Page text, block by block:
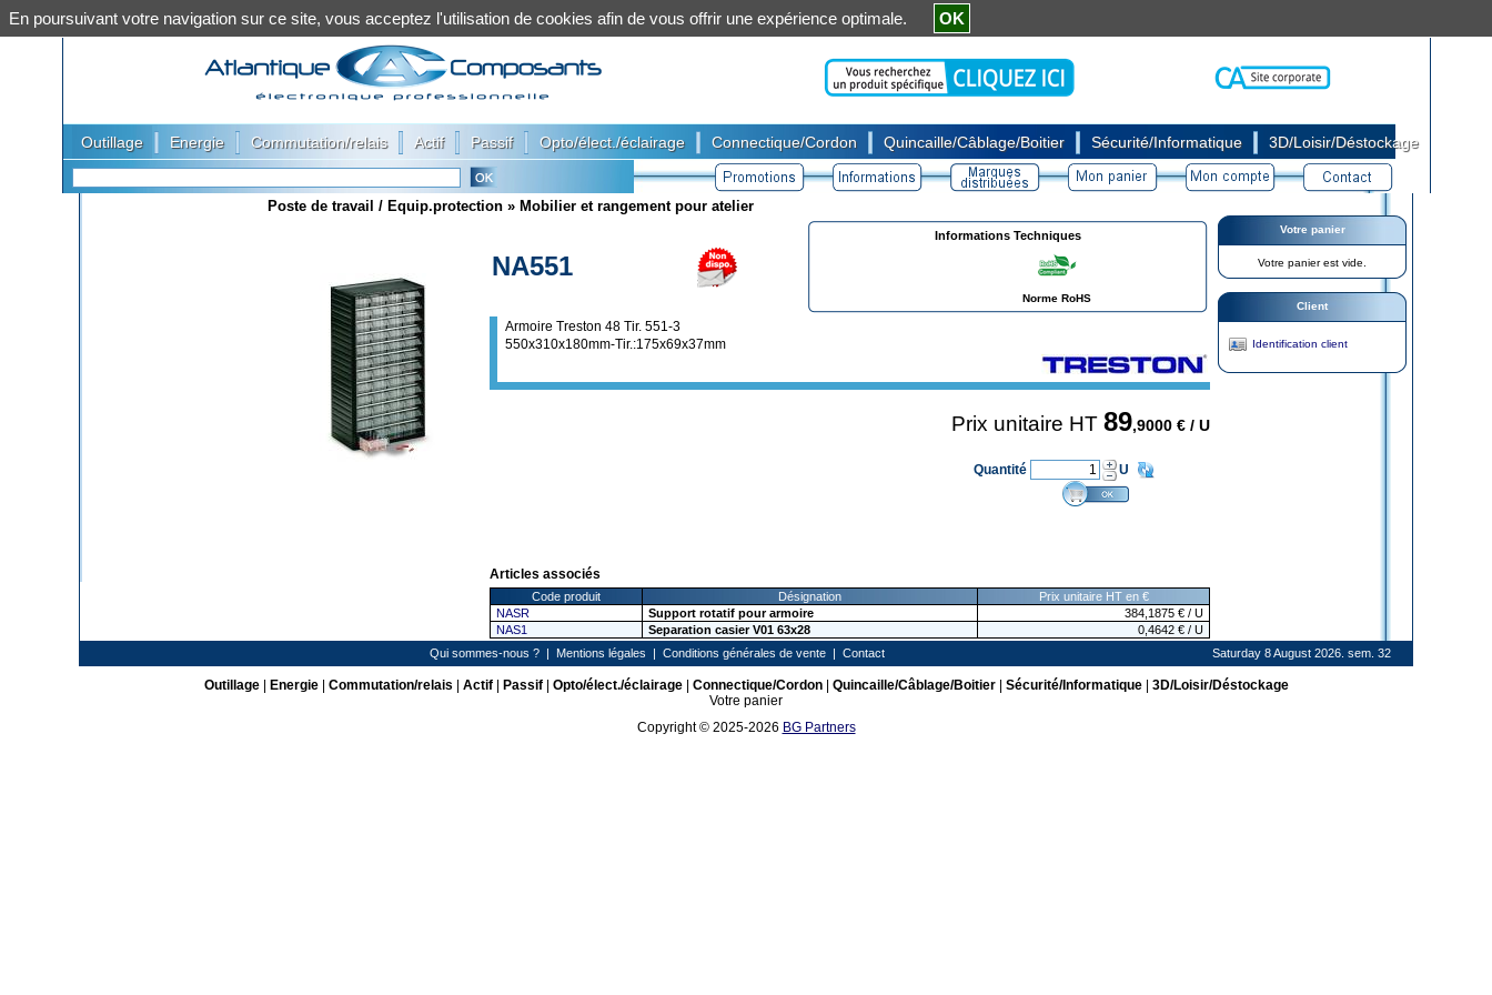
Outillage Energie Commutation/relais Actif Passif Opto/élect./éclairage Connectique/Cordon Quincaille/Câblage/Boitier Sécurité/Informatique 3D/Loisir/Déstockage
Poste de travail / Equip.protection » Mobilier et rangement pour atelier
NA551
Informations Techniques
Norme RoHS
Armoire Treston 48 Tir. 551-3
550x310x180mm-Tir.:175x69x37mm
Prix unitaire HT 89,9000 € / U
Quantité U
Articles associés
Code produit Désignation
Prix unitaire HT en €
NASR
Support rotatif pour armoire 384,1875 € / U
NAS1
Separation casier V01 63x28 0,4642 € / U
Votre panier
Votre panier est vide.
Client
Identification client
Qui sommes-nous ?| Mentions légales | Conditions générales de vente| Contact Saturday 8 August 2026. sem. 32
Outillage| Energie| Commutation/relais Actif| Passif| Opto/élect./éclairage| Connectique/Cordon| Quincaille/Câblage/Boitier| Sécurité/Informatique| 3D/Loisir/Déstockage
Votre panier
Copyright © 2025-2026 BG Partners
En poursuivant votre navigation sur ce site, vous acceptez l'utilisation de cookies afin de vous offrir une expérience optimale. OK